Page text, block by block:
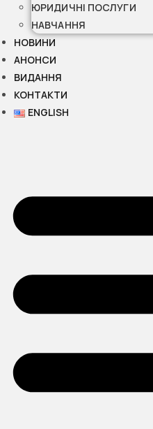
ЮРИДИЧНІ ПОСЛУГИ
НАВЧАННЯ
НОВИНИ
АНОНСИ
ВИДАННЯ
КОНТАКТИ
ENGLISH